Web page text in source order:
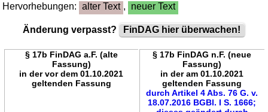
Hervorhebungen: alter Text , neuer Text
Änderung verpasst? FinDAG hier überwachen!
§ 17b FinDAG a.F. (alte
Fassung)
in der vor dem 01.10.2021
geltenden Fassung
§ 17b FinDAG n.F. (neue
Fassung)
in der am 01.10.2021
geltenden Fassung
durch Artikel 4 Abs. 76 G. v.
18.07.2016 BGBl. I S. 1666;